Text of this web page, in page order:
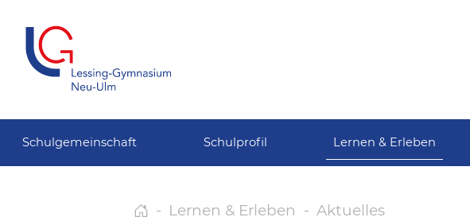
Schulgemeinschaft Schulprofil Lernen & Erleben
Lernen & Erleben Aktuelles